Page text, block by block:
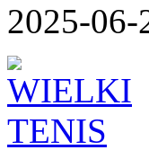
2025-06-